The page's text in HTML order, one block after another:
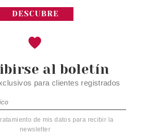
al boletín
para clientes registrados
de mis datos para recibir la
newsletter